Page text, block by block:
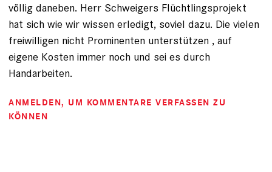
völlig daneben. Herr Schweigers Flüchtlingsprojekt
hat sich wie wir wissen erledigt, soviel dazu. Die vielen
freiwilligen nicht Prominenten unterstützen , auf
eigene Kosten immer noch und sei es durch
Handarbeiten.
ANMELDEN, UM KOMMENTARE VERFASSEN ZU
KÖNNEN